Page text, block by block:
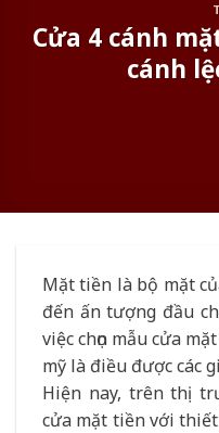
Cửa 4 cánh
cánh
Mặt tiền là bộ mặt
đến ấn tượng đầu
việc chọn mẫu cửa
mỹ là điều được các
Hiện nay, trên thị
cửa mặt tiền với